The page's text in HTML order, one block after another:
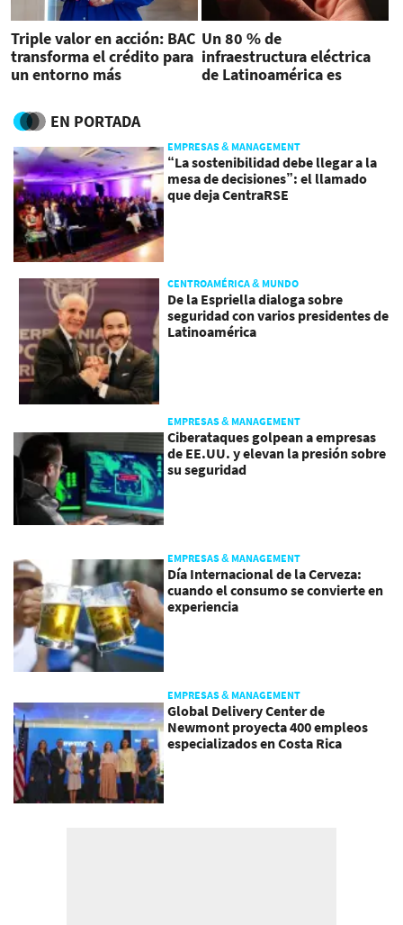
Triple valor en acción: BAC
transforma el crédito para
un entorno más
Un 80 % de
infraestructura eléctrica
de Latinoamérica es
EN PORTADA
EMPRESAS & MANAGEMENT
“La sostenibilidad debe llegar a la
mesa de decisiones”: el llamado
que deja CentraRSE
CENTROAMÉRICA & MUNDO
De la Espriella dialoga sobre
seguridad con varios presidentes de
Latinoamérica
EMPRESAS & MANAGEMENT
Ciberataques golpean a empresas
de EE.UU. y elevan la presión sobre
su seguridad
EMPRESAS & MANAGEMENT
Día Internacional de la Cerveza:
cuando el consumo se convierte en
experiencia
EMPRESAS & MANAGEMENT
Global Delivery Center de
Newmont proyecta 400 empleos
especializados en Costa Rica